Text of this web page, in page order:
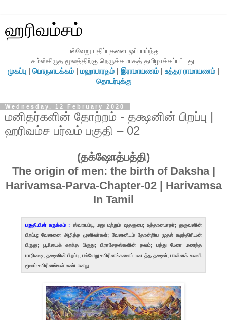
ஹரிவம்சம்
பல்வேறு பதிப்புகளை ஒப்பாய்ந்து
சம்ஸ்கிருத மூலத்திற்கு நெருக்கமாகத் தமிழாக்கப்பட்டது.
முகப்பு | பொருளடக்கம் | மஹாபாரதம் | இராமாயணம் | உத்தர ராமாயணம் |
தொடர்புக்கு
Wednesday, 12 February 2020
மனிதர்களின் தோற்றம் - தக்ஷனின் பிறப்பு |
ஹரிவம்ச பர்வம் பகுதி – 02
(தக்ஷோத்பத்தி)
The origin of men: the birth of Daksha |
Harivamsa-Parva-Chapter-02 | Harivamsa
In Tamil
பகுதியின் சுருக்கம் : ஸ்வாயம்பூ மனு மற்றும் ஷதரூபை; உத்தானபாதர்; துருவனின்
பிறப்பு; வேனனை அழித்த முனிவர்கள்; வேனனிடம் தோன்றிய முதல் க்ஷத்திரியன்
பிருது; பூமியைக் கறந்த பிருது; பிராசேதஸ்களின் தவம்; பத்து பேரை மணந்த
மாரிஷை; தக்ஷனின் பிறப்பு; பல்வேறு உயிரினங்களைப் படைத்த தக்ஷன்; பாலினக் கலவி
மூலம் உயிரினங்கள் உண்டானது...